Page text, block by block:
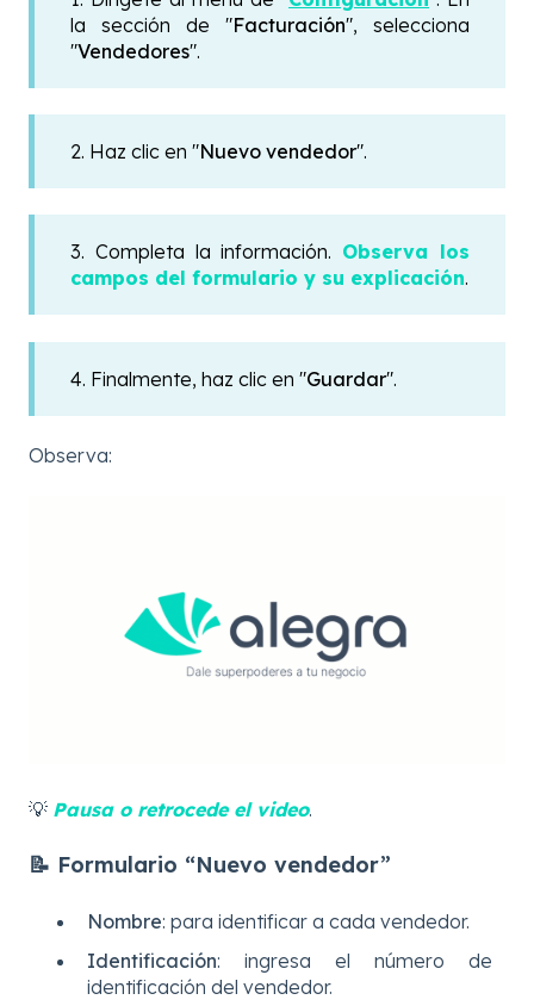
la sección de "Facturación", selecciona
"Vendedores".
2. Haz clic en "Nuevo vendedor".
3. Completa la información. Observa los
campos del formulario y su explicación.
4. Finalmente, haz clic en "Guardar".
Observa:
💡 Pausa o retrocede el video.
📝 Formulario “Nuevo vendedor”
Nombre: para identificar a cada vendedor.
Identificación: ingresa el número de
identificación del vendedor.